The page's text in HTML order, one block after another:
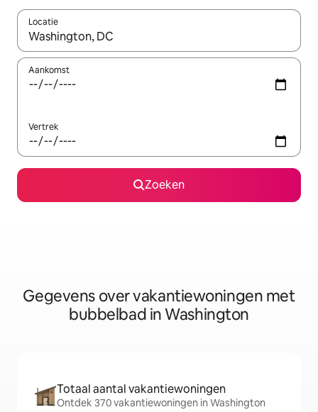
Locatie
Wanneer er resultaten beschikbaar zijn, maak je een keuze
Aankomst
Vertrek
Zoeken
Gegevens over vakantiewoningen met
bubbelbad in Washington
Totaal aantal vakantiewoningen
Ontdek 370 vakantiewoningen in Washington